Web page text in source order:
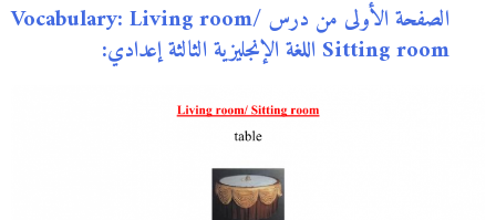
الصفحة الأولى من درس Vocabulary: Living room/
Sitting room اللغة الإنجليزية الثالثة إعدادي: